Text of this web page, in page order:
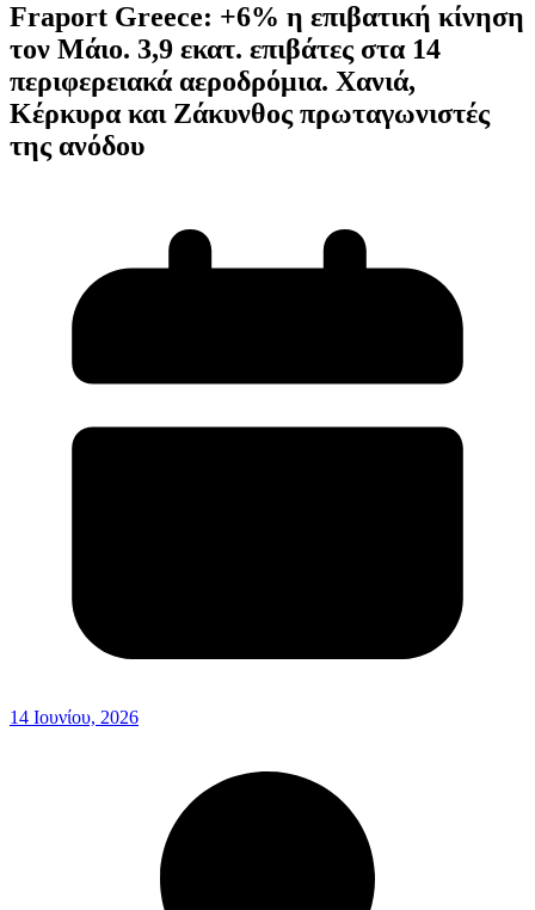
Fraport Greece: +6% η επιβατική κίνηση
τον Μάιο. 3,9 εκατ. επιβάτες στα 14
περιφερειακά αεροδρόμια. Χανιά,
Κέρκυρα και Ζάκυνθος πρωταγωνιστές
της ανόδου
14 Ιουνίου, 2026